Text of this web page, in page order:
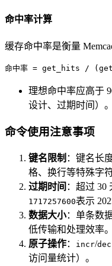
命中率计算
缓存命中率是衡量
命中率 = get_hits /
理想命中率应高于
设计、过期时间）。
命令使用注意事项
键名限制 ：键名长
格、换行等特殊字符
过期时间 ：超过 30
1717257600表示
数据大小：单条数
低传输和处理效率。
原子操作： incr/
访问量统计）。